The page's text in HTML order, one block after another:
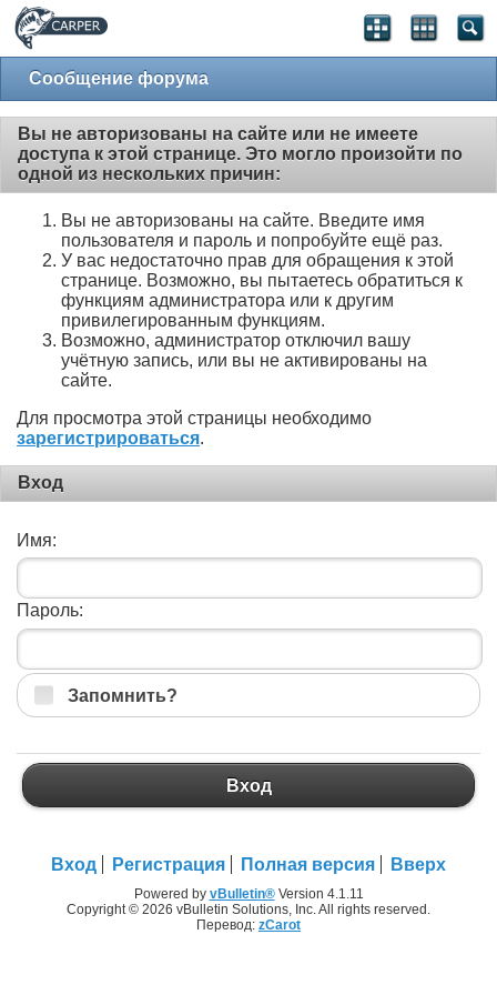
Сообщение форума
Вы не авторизованы на сайте или не имеете
доступа к этой странице. Это могло произойти по
одной из нескольких причин:
Вы не авторизованы на сайте. Введите имя
пользователя и пароль и попробуйте ещё раз.
У вас недостаточно прав для обращения к этой
странице. Возможно, вы пытаетесь обратиться к
функциям администратора или к другим
привилегированным функциям.
Возможно, администратор отключил вашу
учётную запись, или вы не активированы на
сайте.
Для просмотра этой страницы необходимо
зарегистрироваться.
Вход
Имя:
Пароль:
Запомнить?
Вход
Вход Регистрация Полная версия Вверх
Powered by vBulletin®Version 4.1.11
Copyright © 2026 vBulletin Solutions, Inc. All rights reserved.
Перевод: zCarot